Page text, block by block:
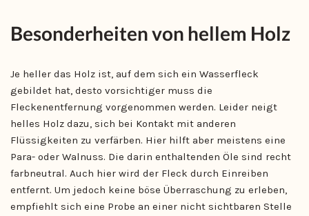
Besonderheiten von hellem Holz
Je heller das Holz ist, auf dem sich ein Wasserfleck
gebildet hat, desto vorsichtiger muss die
Fleckenentfernung vorgenommen werden. Leider neigt
helles Holz dazu, sich bei Kontakt mit anderen
Flüssigkeiten zu verfärben. Hier hilft aber meistens eine
Para- oder Walnuss. Die darin enthaltenden Öle sind recht
farbneutral. Auch hier wird der Fleck durch Einreiben
entfernt. Um jedoch keine böse Überraschung zu erleben,
empfiehlt sich eine Probe an einer nicht sichtbaren Stelle